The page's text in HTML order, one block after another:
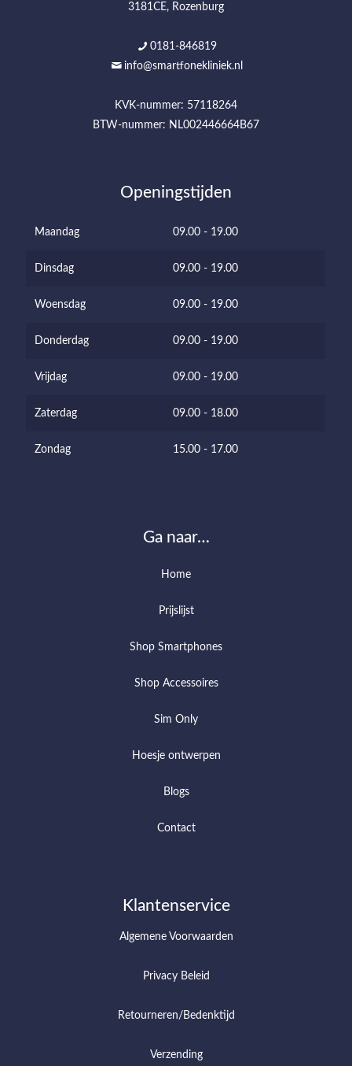
3181CE, Rozenburg
0181-846819
info@smartfonekliniek.nl
KVK-nummer: 57118264
BTW-nummer: NL002446664B67
Openingstijden
Maandag 09.00 - 19.00
Dinsdag 09.00 - 19.00
Woensdag 09.00 - 19.00
Donderdag 09.00 - 19.00
Vrijdag 09.00 - 19.00
Zaterdag 09.00 - 18.00
Zondag 15.00 - 17.00
Ga naar…
Home
Prijslijst
Shop Smartphones
Shop Accessoires
Sim Only
Hoesje ontwerpen
Blogs
Contact
Klantenservice
Algemene Voorwaarden
Privacy Beleid
Retourneren/Bedenktijd
Verzending